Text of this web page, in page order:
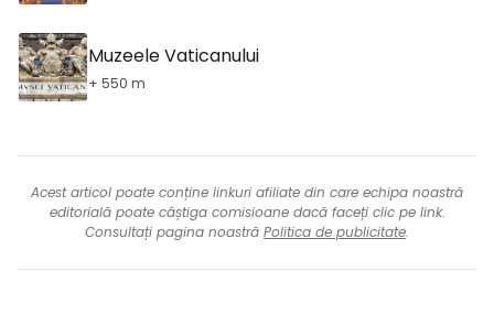
Muzeele Vaticanului
+ 550 m
Acest articol poate conține linkuri afiliate din care echipa noastră
editorială poate câștiga comisioane dacă faceți clic pe link.
Consultați pagina noastră Politica de publicitate.